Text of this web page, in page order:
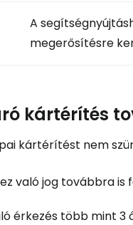
A
megerősítésre
kártérítés
kártérítést nem
való jog továbbra is
érkezés több mint 3